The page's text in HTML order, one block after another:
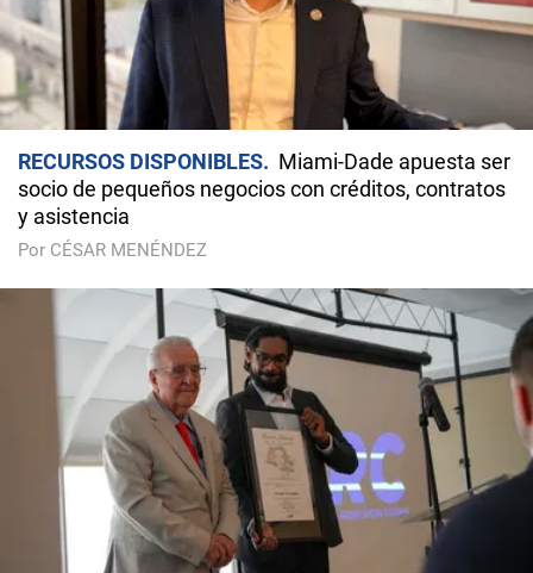
RECURSOS DISPONIBLES
Miami-Dade apuesta ser
socio de pequeños negocios con créditos, contratos
y asistencia
Por CÉSAR MENÉNDEZ